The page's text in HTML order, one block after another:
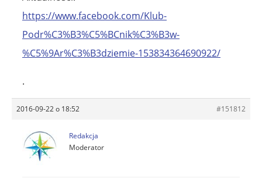
https://www.facebook.com/Klub-
Podr%C3%B3%C5%BCnik%C3%B3w-
%C5%9Ar%C3%B3dziemie-153834364690922/
.
2016-09-22 o 18:52 #151812
Redakcja
Moderator